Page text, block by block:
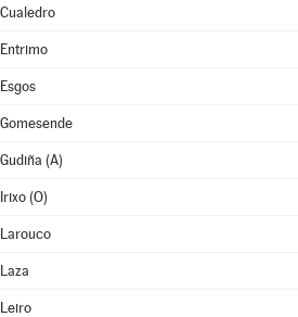
Cualedro
Entrimo
Esgos
Gomesende
Gudiña (A)
Irixo (O)
Larouco
Laza
Leiro